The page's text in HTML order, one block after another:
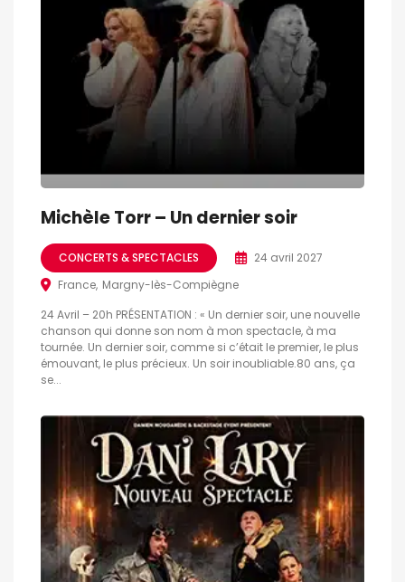
Michèle Torr – Un dernier soir
CONCERTS & SPECTACLES
24 avril 2027
France Margny-lès-Compiègne
24 Avril – 20h PRÉSENTATION : « Un dernier soir, une nouvelle
chanson qui donne son nom à mon spectacle, à ma
tournée. Un dernier soir, comme si c’était le premier, le plus
émouvant, le plus précieux. Un soir inoubliable.80 ans, ça
se...